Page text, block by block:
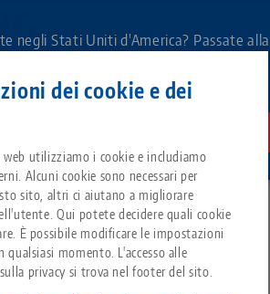
dei cookie e dei
utilizziamo i cookie e includiamo
Alcuni cookie sono necessari per
sito, altri ci aiutano a migliorare
Qui potete decidere quali cookie
È possibile modificare le impostazioni
qualsiasi momento. L'accesso alle
privacy si trova nel footer del sito.
negli Stati Uniti d'America? Passate alla
Paese.
Tutto da un'unica fonte
Sistema di serraggio a punto
Sistemi di staffaggio
Gruppo di prodotti
Tipi di prodotto
Panoramica dei prodotti
Informazioni su LANG
Filosofia
Innovazioni
Download
FAQ
Richiesta catalogo
Blog
Notizie
Eventi
trovato alcun risultato.
prodotti
superiore
77 mm, alluminio, altezza